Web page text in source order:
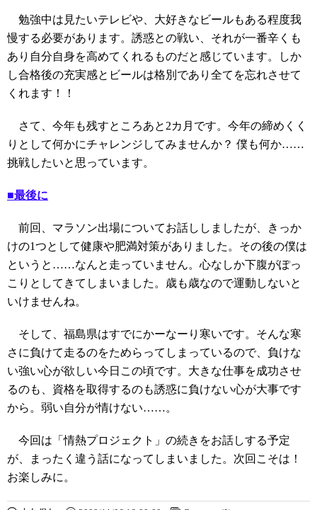
勉強中は見たいテレビや、大好きなビールもある程度我
慢する必要があります。誘惑との戦い、それが一番辛くも
あり自分自身を高めてくれるものだと感じています。しか
し合格後の充実感とビールは格別であり全てを忘れさせて
くれます！！
さて、今年も残すところあと2カ月です。今年の締めくく
りとして何かにチャレンジしてみませんか？ 僕も何か……
挑戦したいと思っています。
■最後に
前回、マラソン出場についてお話ししましたが、きっか
けの1つとして健康や肥満対策がありました。その後の僕は
というと……なんと走っていません。心なしか下腹がぽっ
こりとしてきてしまいました。歳も歳なので運動しないと
いけませんね。
そして、福島県はすでにかーなーり寒いです。そんな寒
さに負けて走るのをためらってしまっているので、負けな
い強い心が欲しい今日この頃です。大きな仕事を成功させ
るのも、資格を取得するのも誘惑に負けない心が大事です
から。弱い自分が情けない……。
今回は「情熱プロジェクト」の続きをお話しする予定
が、まったく違う話になってしまいました。次回こそは！
お楽しみに。